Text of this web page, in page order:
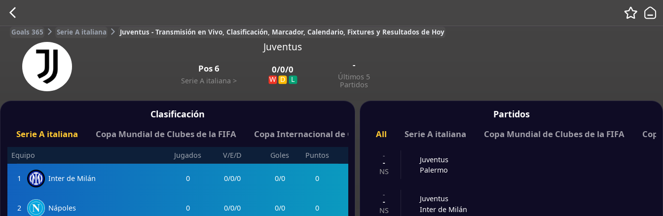
Goals 365 Serie A italiana Juventus - Transmisión en Vivo, Clasificación, Marcador, Calendario, Fixtures y Resultados de Hoy
Juventus
Pos6
Serie A italiana >
0/0/0
W D L
-
Últimos 5
Partidos
Clasificación
Serie A italiana Copa Mundial de Clubes de la FIFA Copa Internacional de Campeones
Equipo Jugados V/E/D Goles Puntos
1 Inter de Milán 0 0/0/0 0/0 0
2 Nápoles 0 0/0/0 0/0 0
Partidos
All Serie A italiana Copa Mundial de Clubes de la FIFA
-
-
NS
Juventus
Palermo
-
-
NS
Juventus
Inter de Milán